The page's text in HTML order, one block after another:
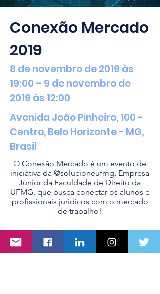
Conexão Mercado
2019
8 de novembro de 2019 às
19:00 – 9 de novembro de
2019 às 12:00
Avenida João Pinheiro, 100 -
Centro, Belo Horizonte - MG,
Brasil
O Conexão Mercado é um evento de
iniciativa da @solucioneufmg, Empresa
Júnior da Faculdade de Direito da
UFMG, que busca conectar os alunos e
profissionais jurídicos com o mercado
de trabalho!